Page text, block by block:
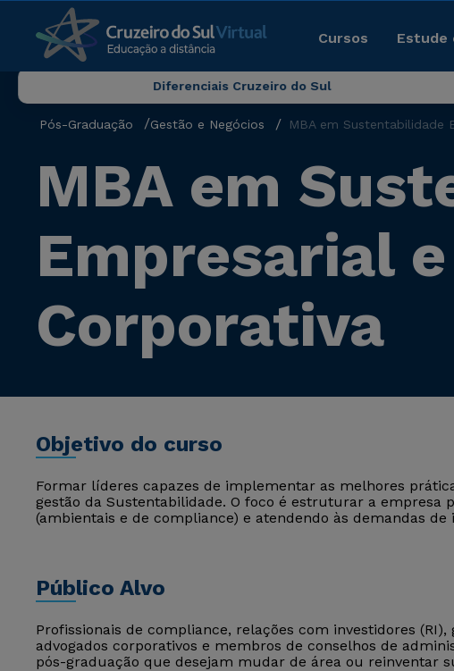
Cursos Estude
Diferenciais Cruzeiro do Sul
Pós-Graduação Gestão e Negócios MBA em Sustentabilidade
MBA em
Empresarial
Corporativa
Objetivo do curso
Formar líderes capazes de implementar as melhores
gestão da Sustentabilidade. O foco é estruturar a empresa
(ambientais e de compliance) e atendendo às demandas de
Público Alvo
Profissionais de compliance, relações com investidores
advogados corporativos e membros de conselhos de
pós-graduação que desejam mudar de área ou reinventar